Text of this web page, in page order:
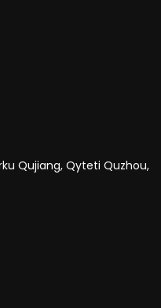
Qujiang, Qyteti Quzhou,